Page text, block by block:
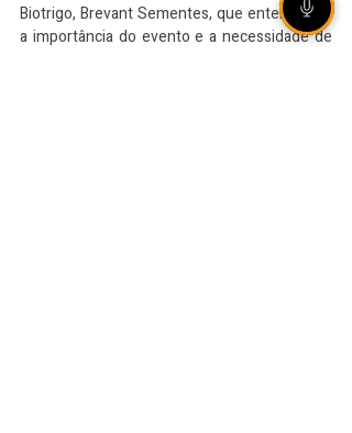
Biotrigo, Brevant Sementes, que entenderam
a importância do evento e a necessidade de